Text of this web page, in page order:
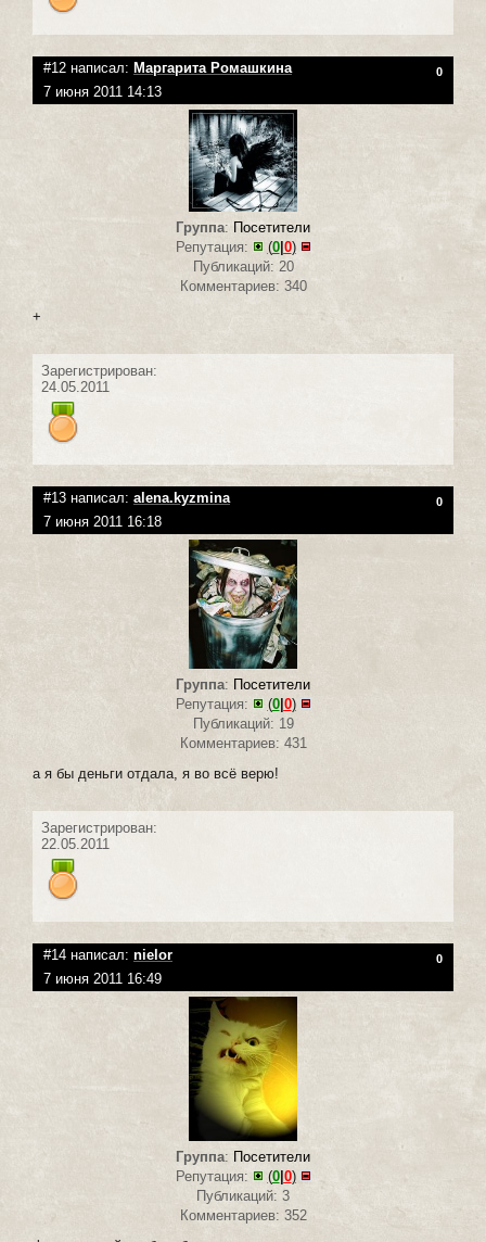
#12 написал: Маргарита Ромашкина 0
7 июня 2011 14:13
Группа: Посетители
Репутация:
(0| 0)
Публикаций: 20
Комментариев: 340
+
Зарегистрирован:
24.05.2011
#13 написал: alena.kyzmina 0
7 июня 2011 16:18
Группа: Посетители
Репутация:
(0| 0)
Публикаций: 19
Комментариев: 431
а я бы деньги отдала, я во всё верю!
Зарегистрирован:
22.05.2011
#14 написал: nielor 0
7 июня 2011 16:49
Группа: Посетители
Репутация:
(0| 0)
Публикаций: 3
Комментариев: 352